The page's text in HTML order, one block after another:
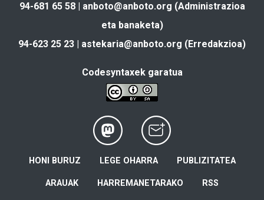
94-681 65 58 | anboto@anboto.org (Administrazioa
eta banaketa)
94-623 25 23 | astekaria@anboto.org (Erredakzioa)
Codesyntaxek garatua
HONI BURUZ LEGE OHARRA PUBLIZITATEA
ARAUAK HARREMANETARAKO RSS